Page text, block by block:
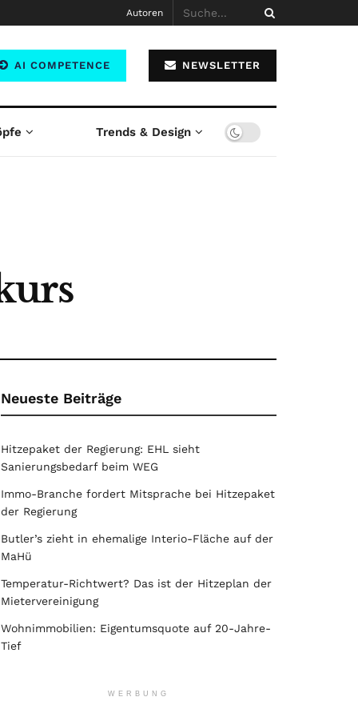
Autoren
AI COMPETENCE NEWSLETTER
Trends & Design
Neueste Beiträge
Hitzepaket der Regierung: EHL sieht
Sanierungsbedarf beim WEG
Immo-Branche fordert Mitsprache bei Hitzepaket
der Regierung
Butler’s zieht in ehemalige Interio-Fläche auf der
MaHü
Temperatur-Richtwert? Das ist der Hitzeplan der
Mietervereinigung
Wohnimmobilien: Eigentumsquote auf 20-Jahre-
Tief
WERBUNG